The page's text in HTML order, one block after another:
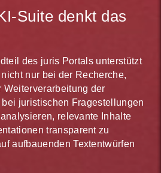
Suite denkt das
des juris Portals unterstützt
nur bei der Recherche,
der
juristischen Fragestellungen
relevante Inhalte
transparent zu
aufbauenden Textentwürfen